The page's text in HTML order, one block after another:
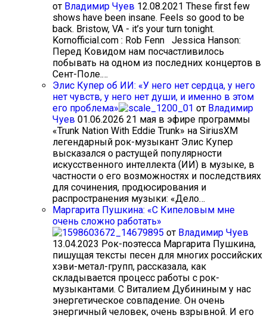
от Владимир Чуев 12.08.2021 These first few
shows have been insane. Feels so good to be
back. Bristow, VA - it’s your turn tonight.
Kornofficial.com : Rob Fenn Jessica Hanson:
Перед Ковидом нам посчастливилось
побывать на одном из последних концертов в
Сент-Поле.…
Элис Купер об ИИ: «У него нет сердца, у него
нет чувств, у него нет души, и именно в этом
его проблема»
от Владимир
Чуев 01.06.2026 21 мая в эфире программы
«Trunk Nation With Eddie Trunk» на SiriusXM
легендарный рок-музыкант Элис Купер
высказался о растущей популярности
искусственного интеллекта (ИИ) в музыке, в
частности о его возможностях и последствиях
для сочинения, продюсирования и
распространения музыки: «Дело…
Маргарита Пушкина: «С Кипеловым мне
очень сложно работать»
от Владимир Чуев
13.04.2023 Рок-поэтесса Маргарита Пушкина,
пишущая тексты песен для многих российских
хэви-метал-групп, рассказала, как
складывается процесс работы с рок-
музыкантами. С Виталием Дубининым у нас
энергетическое совпадение. Он очень
энергичный человек, очень взрывной. И его